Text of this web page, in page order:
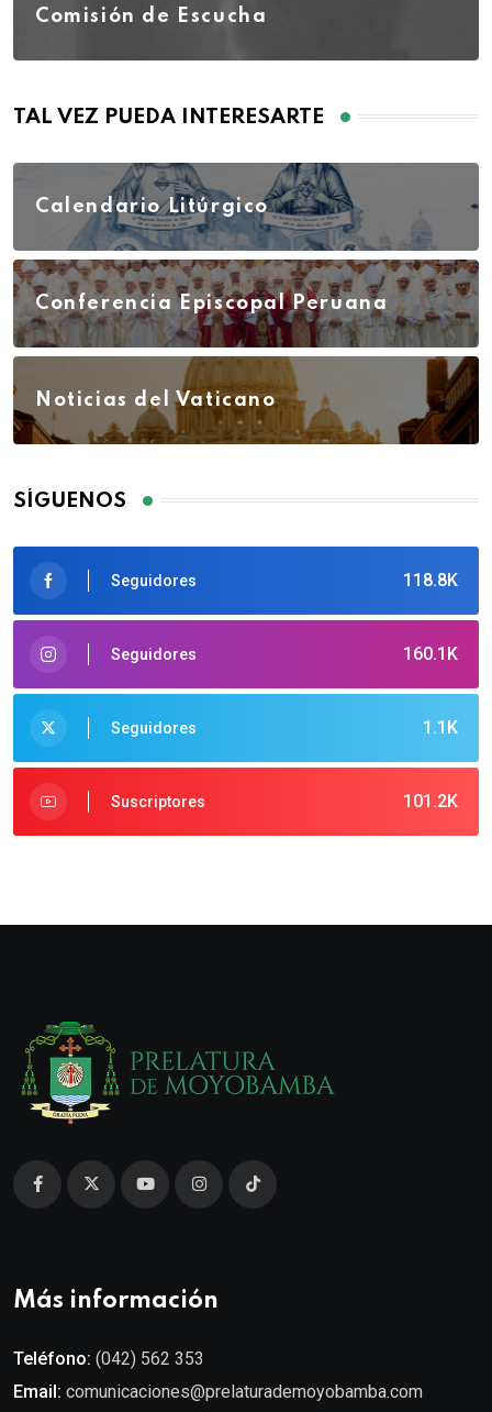
Comisión de Escucha
TAL VEZ PUEDA INTERESARTE
Calendario Litúrgico
Conferencia Episcopal Peruana
Noticias del Vaticano
SÍGUENOS
118.8K
Seguidores
160.1K
Seguidores
1.1K
Seguidores
101.2K
Suscriptores
Más información
Teléfono: (042) 562 353
Email: comunicaciones@prelaturademoyobamba.com